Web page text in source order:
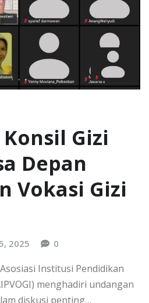
Konsil Gizi
Depan
Vokasi Gizi
2025 0
Institusi Pendidikan
menghadiri undangan
diskusi penting…